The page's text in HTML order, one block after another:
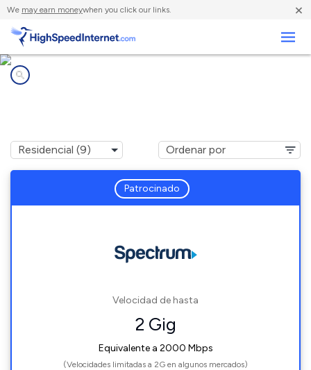
We may earn moneywhen you click our links. ×
Patrocinado
Velocidad de hasta
2 Gig
Equivalente a 2000 Mbps
(Velocidades limitadas a 2G en algunos mercados)